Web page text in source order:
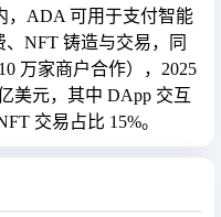
，ADA 可用于支付智能
NFT 铸造与交易，同
万家商户合作），2025
美元，其中 DApp 交互
交易占比 15%。